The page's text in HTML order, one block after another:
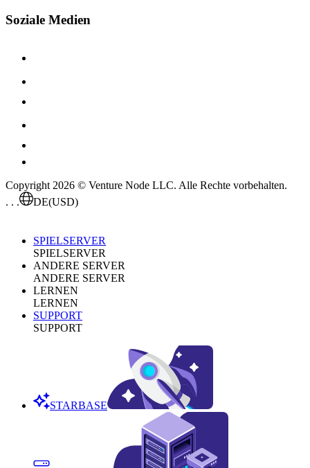
Soziale Medien
Copyright 2026 © Venture Node LLC. Alle Rechte vorbehalten.
. . .
DE(USD)
SPIELSERVER
SPIELSERVER
ANDERE SERVER
ANDERE SERVER
LERNEN
LERNEN
SUPPORT
SUPPORT
STARBASE